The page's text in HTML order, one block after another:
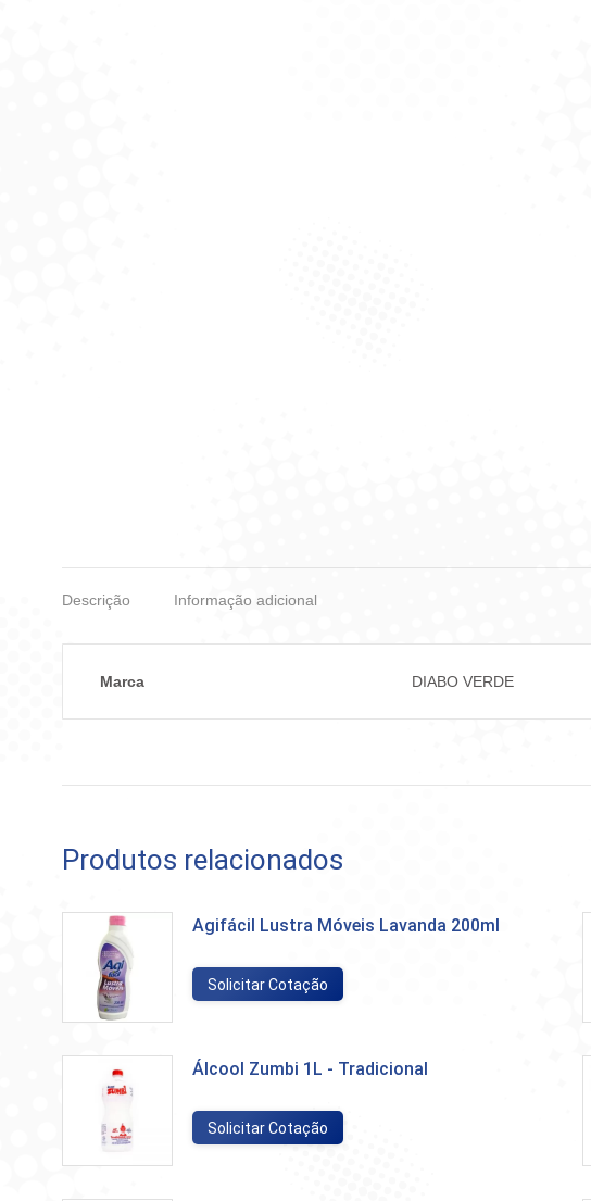
Descrição Informação adicional
Marca DIABO VERDE
Produtos relacionados
Agifácil Lustra Móveis Lavanda 200ml
Solicitar Cotação
Álcool Zumbi 1L - Tradicional
Solicitar Cotação